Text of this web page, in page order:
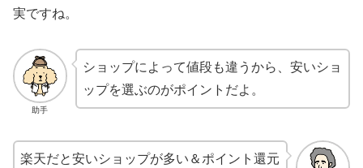
実ですね。
助手
ショップによって値段も違うから、安いショ
ップを選ぶのがポイントだよ。
楽天だと安いショップが多い＆ポイント還元